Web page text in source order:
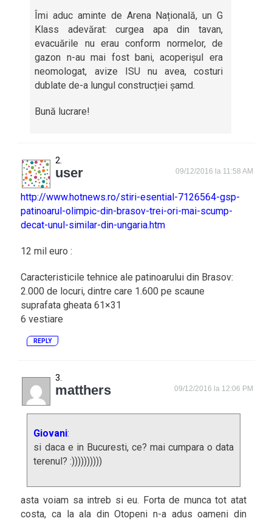
Îmi aduc aminte de Arena Națională, un G
Klass adevărat: curgea apa din tavan,
evacuările nu erau conform normelor, de
gazon n-au mai fost bani, acoperișul era
neomologat, avize ISU nu avea, costuri
dublate de-a lungul construcției șamd.
Bună lucrare!
user 09/12/2016 la 11:58 AM
http://www.hotnews.ro/stiri-esential-7126564-gsp-
patinoarul-olimpic-din-brasov-trei-ori-mai-scump-
decat-unul-similar-din-ungaria.htm
12 mil euro :
Caracteristicile tehnice ale patinoarului din Brasov:
2.000 de locuri, dintre care 1.600 pe scaune
suprafata gheata 61×31
6 vestiare
REPLY
matthers 09/12/2016 la 12:06 PM
Giovani:
si daca e in Bucuresti, ce? mai cumpara o data
terenul? :))))))))))
asta voiam sa intreb si eu. Forta de munca tot atat
costa, ca la ala din Otopeni n-a adus oameni din